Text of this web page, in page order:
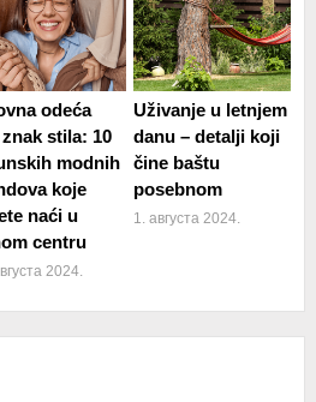
odeća
stila: 10
modnih
koje
naći u
centru
2024.
Uživanje u letnjem
danu – detalji koji
čine baštu
posebnom
1. августа 2024.